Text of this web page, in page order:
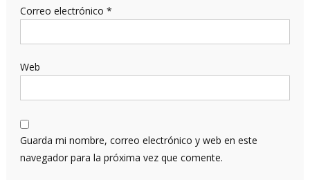
Correo electrónico *
Web
Guarda mi nombre, correo electrónico y web en este
navegador para la próxima vez que comente.